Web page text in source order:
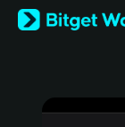
English
日本語
Türkçe